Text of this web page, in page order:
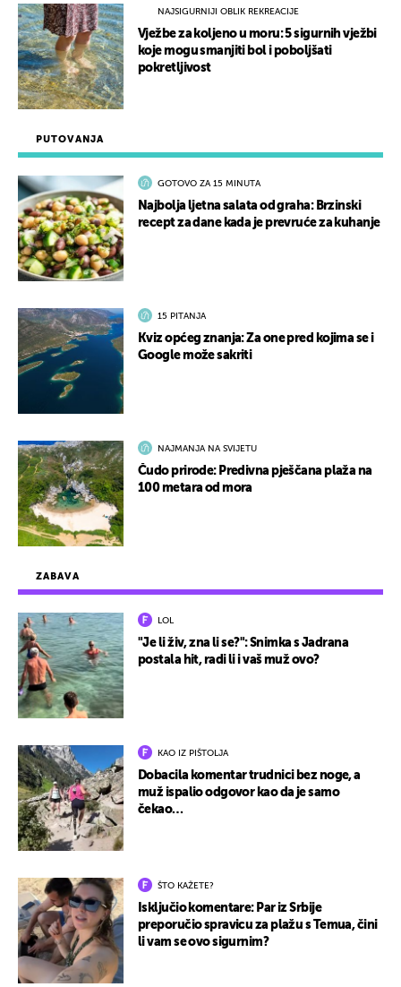
ZABAVA
LOL
"Je li živ, zna li se?": Snimka s Jadrana
postala hit, radi li i vaš muž ovo?
KAO IZ PIŠTOLJA
Dobacila komentar trudnici bez noge, a
muž ispalio odgovor kao da je samo
čekao…
ŠTO KAŽETE?
Isključio komentare: Par iz Srbije
preporučio spravicu za plažu s Temua, čini
li vam se ovo sigurnim?
PUTOVANJA
GOTOVO ZA 15 MINUTA
Najbolja ljetna salata od graha: Brzinski
recept za dane kada je prevruće za kuhanje
15 PITANJA
Kviz općeg znanja: Za one pred kojima se i
Google može sakriti
NAJMANJA NA SVIJETU
Čudo prirode: Predivna pješčana plaža na
100 metara od mora
NAJSIGURNIJI OBLIK REKREACIJE
Vježbe za koljeno u moru: 5 sigurnih vježbi
koje mogu smanjiti bol i poboljšati
pokretljivost